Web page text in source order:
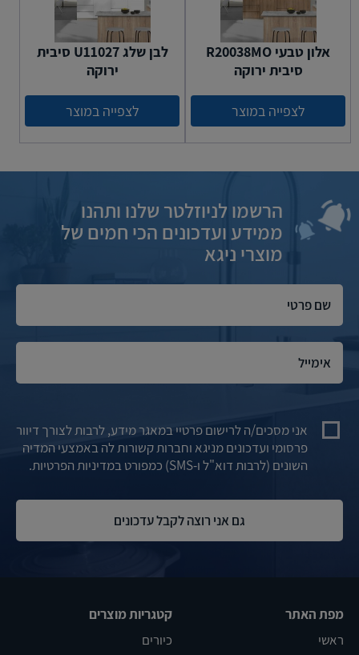
אלון טבעי R20038MO
סיבית ירוקה
לצפייה במוצר
לבן שלג U11027 סיבית
ירוקה
לצפייה במוצר
הרשמו לניוזלטר שלנו ותהנו
ממידע ועדכונים הכי חמים של
מוצרי ניגא
אני מסכים/ה לרישום פרטיי במאגר מידע, לרבות לצורך דיוור
פרסומי ועדכונים מניגא וחברות קשורות לה באמצעי המדיה
השונים (לרבות דוא"ל ו-SMS) כמפורט במדיניות הפרטיות.
מפת האתר
ראשי
קטגריות מוצרים
כיורים